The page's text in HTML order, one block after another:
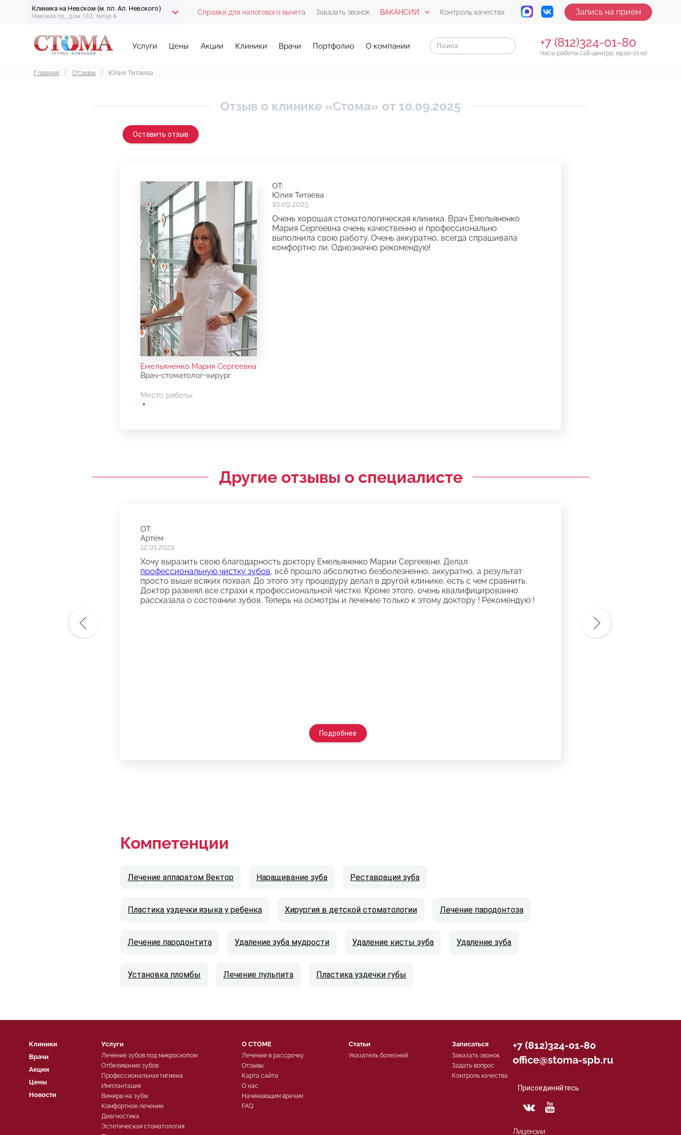
Клиника на Невском (м. пл. Ал. Невского)
Невский пр., дом 163, литер А Справка для налогового вычета Заказать звонок ВАКАНСИИ Контроль качества Запись на прием
Услуги Цены Акции Клиники Врачи Портфолио О компании +7 (812)324-01-80
Часы работы call-центра: 09:00-21:00
Главная Отзывы Юлия Титаева
Отзыв о клинике «Стома» от 10.09.2025
Оставить отзыв
Емельяненко Мария Сергеевна
Врач-стоматолог-хирург
Место работы:
ОТ:
Юлия Титаева
10.09.2025
Очень хорошая стоматологическая клиника. Врач Емельяненко
Мария Сергеевна очень качественно и профессионально
выполнила свою работу. Очень аккуратно, всегда спрашивала
комфортно ли. Однозначно рекомендую!
Другие отзывы о специалисте
ОТ:
Артём
12.01.2022
Хочу выразить свою благодарность доктору Емельяненко Марии Сергеевне. Делал
профессиональную чистку зубов, всё прошло абсолютно безболезненно, аккуратно, а результат
просто выше всяких похвал. До этого эту процедуру делал в другой клинике, есть с чем сравнить.
Доктор развеял все страхи к профессиональной чистке. Кроме этого, очень квалифицированно
рассказала о состоянии зубов. Теперь на осмотры и лечение только к этому доктору ! Рекомендую !
Подробнее
Компетенции
Лечение аппаратом Вектор Наращивание зуба Реставрация зуба
Пластика уздечки языка у ребенка Хирургия в детской стоматологии Лечение пародонтоза
Лечение пародонтита Удаление зуба мудрости Удаление кисты зуба Удаление зуба
Установка пломбы Лечение пульпита Пластика уздечки губы
Клиники
Врачи
Акции
Цены
Новости
Услуги
Лечение зубов под микроскопом
Отбеливание зубов
Профессиональная гигиена
Имплантация
Виниры на зубы
Комфортное лечение
Диагностика
Эстетическая стоматология
О СТОМЕ
Лечение в рассрочку
Отзывы
Карта сайта
О нас
Начинающим врачам
FAQ
Статьи
Указатель болезней
Записаться
Заказать звонок
Задать вопрос
Контроль качества
+7 (812)324-01-80
office@stoma-spb.ru
Присоединяйтесь
Лицензии